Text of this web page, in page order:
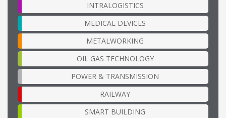
INTRALOGISTICS
MEDICAL DEVICES
METALWORKING
OIL GAS TECHNOLOGY
POWER & TRANSMISSION
RAILWAY
SMART BUILDING